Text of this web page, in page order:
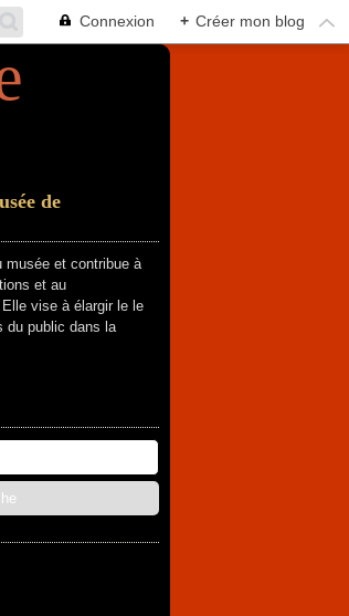
Connexion + Créer mon blog
de
musée et contribue à
et au
vise à élargir le le
du public dans la